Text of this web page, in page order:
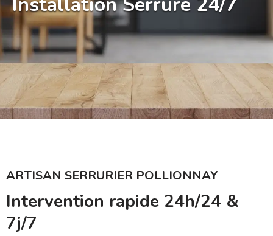
ARTISAN SERRURIER POLLIONNAY
Intervention rapide 24h/24 &
7j/7